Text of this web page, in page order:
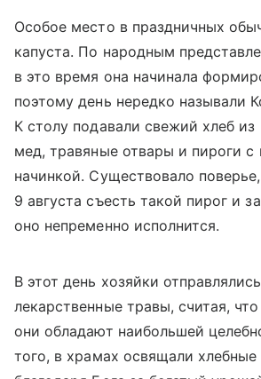
Особое место в праздничных
капуста. По народным
в это время она начинала
поэтому день нередко называли
К столу подавали свежий хлеб из
мед, травяные отвары и пироги с
начинкой. Существовало
9 августа съесть такой пирог и
оно непременно исполнится.
В этот день хозяйки
лекарственные травы, считая,
они обладают наибольшей
того, в храмах освящали хлебные